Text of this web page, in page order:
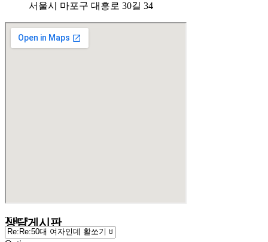
서울시 마포구 대흥로 30길 34
상담게시판
Title *